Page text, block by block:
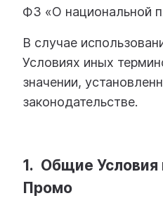
ФЗ «О национальной
В случае
Условиях иных
значении,
законодательстве.
1. Общие Условия
Промо